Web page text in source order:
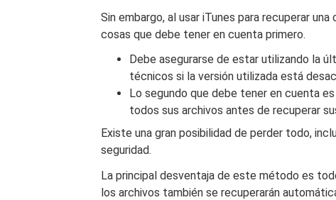
Sin embargo, al usar iTunes para recuperar
cosas que debe tener en cuenta primero.
Debe asegurarse de estar utilizando la
técnicos si la versión utilizada está
Lo segundo que debe tener en cuenta
todos sus archivos antes de recuperar
Existe una gran posibilidad de perder todo,
seguridad.
La principal desventaja de este método es
los archivos también se recuperarán